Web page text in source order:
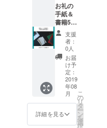
お礼の
手紙＆
書籍5
冊。 完
成した
書籍を5
冊お送
りしま
す。友
人など
に配り
たいと
いう方
はこち
らをご
支援
者：
0人
お届
け予
定：
2019
年08
月
詳細を見る
こ
の
リ
タ
ー
ン
を
選
択